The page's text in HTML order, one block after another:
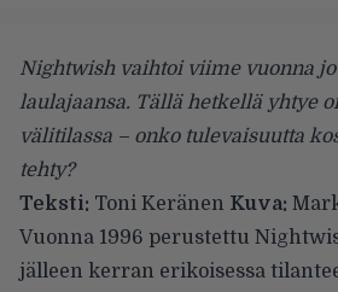
Nightwish vaihtoi viime vuonna
laulajaansa. Tällä hetkellä yhtye
välitilassa – onko tulevaisuutta
tehty?
Teksti: Toni Keränen Kuva:
Vuonna 1996 perustettu
jälleen kerran erikoisessa